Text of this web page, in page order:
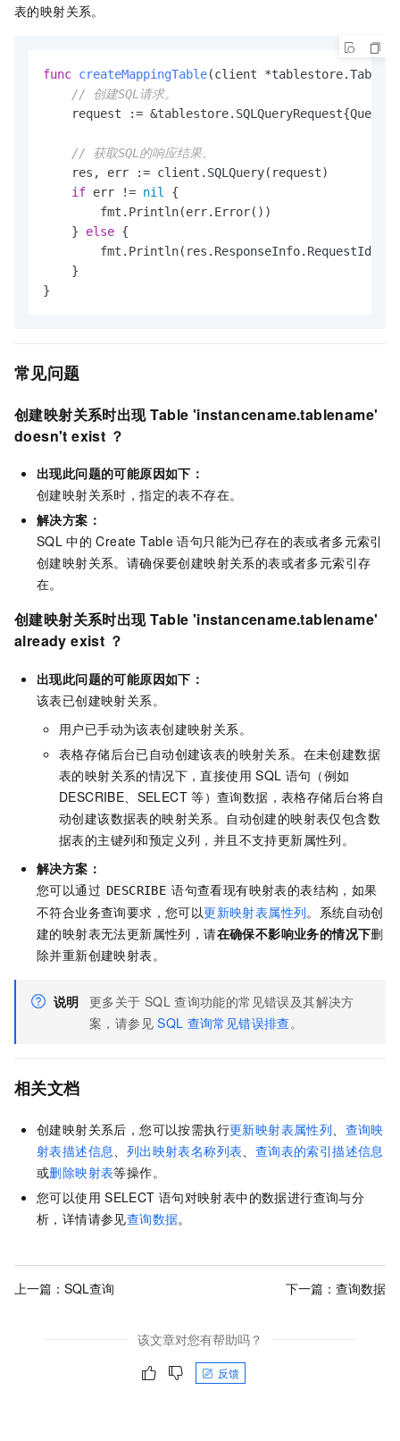
表的映射关系。
func createMappingTable(client
// 创建SQL请求。
    request := &tablestore.SQLQueryRequest{Query:
// 获取SQL的响应结果。
    res, err := client.SQLQuery(request)
if err != nil {
        fmt.Println(err.Error())
    }
else {
        fmt.Println(res.ResponseInfo.RequestId)
    }
}
常见问题
创建映射关系时出现 Table 'instancename.tablename'
doesn't exist ？
出现此问题的可能原因如下：
创建映射关系时，指定的表不存在。
解决方案：
SQL 中的 Create Table 语句只能为已存在的表或者多元索引
创建映射关系。请确保要创建映射关系的表或者多元索引存
在。
创建映射关系时出现 Table 'instancename.tablename'
already exist ？
出现此问题的可能原因如下：
该表已创建映射关系。
用户已手动为该表创建映射关系。
表格存储后台已自动创建该表的映射关系。在未创建数据
表的映射关系的情况下，直接使用 SQL 语句（例如
DESCRIBE、SELECT 等）查询数据，表格存储后台将自
动创建该数据表的映射关系。自动创建的映射表仅包含数
据表的主键列和预定义列，并且不支持更新属性列。
解决方案：
您可以通过 DESCRIBE 语句查看现有映射表的表结构，如果
不符合业务查询要求，您可以更新映射表属性列。系统自动创
建的映射表无法更新属性列，请在确保不影响业务的情况下删
除并重新创建映射表。
说明 更多关于 SQL 查询功能的常见错误及其解决方
案，请参见 SQL 查询常见错误排查 。
相关文档
创建映射关系后，您可以按需执行更新映射表属性列、 查询映
射表描述信息、 列出映射表名称列表、 查询表的索引描述信息
或删除映射表等操作。
您可以使用 SELECT 语句对映射表中的数据进行查询与分
析，详情请参见查询数据。
上一篇： SQL查询 下一篇： 查询数据
该文章对您有帮助吗？
反馈